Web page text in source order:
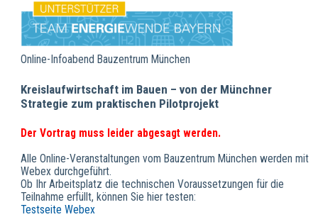
Online-Infoabend Bauzentrum München
Kreislaufwirtschaft im Bauen – von der Münchner
Strategie zum praktischen Pilotprojekt
Der Vortrag muss leider abgesagt werden.
Alle Online-Veranstaltungen vom Bauzentrum München werden mit
Webex durchgeführt.
Ob Ihr Arbeitsplatz die technischen Voraussetzungen für die
Teilnahme erfüllt, können Sie hier testen:
Testseite Webex